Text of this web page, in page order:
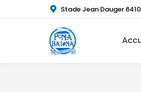
Stade Jean Dauger